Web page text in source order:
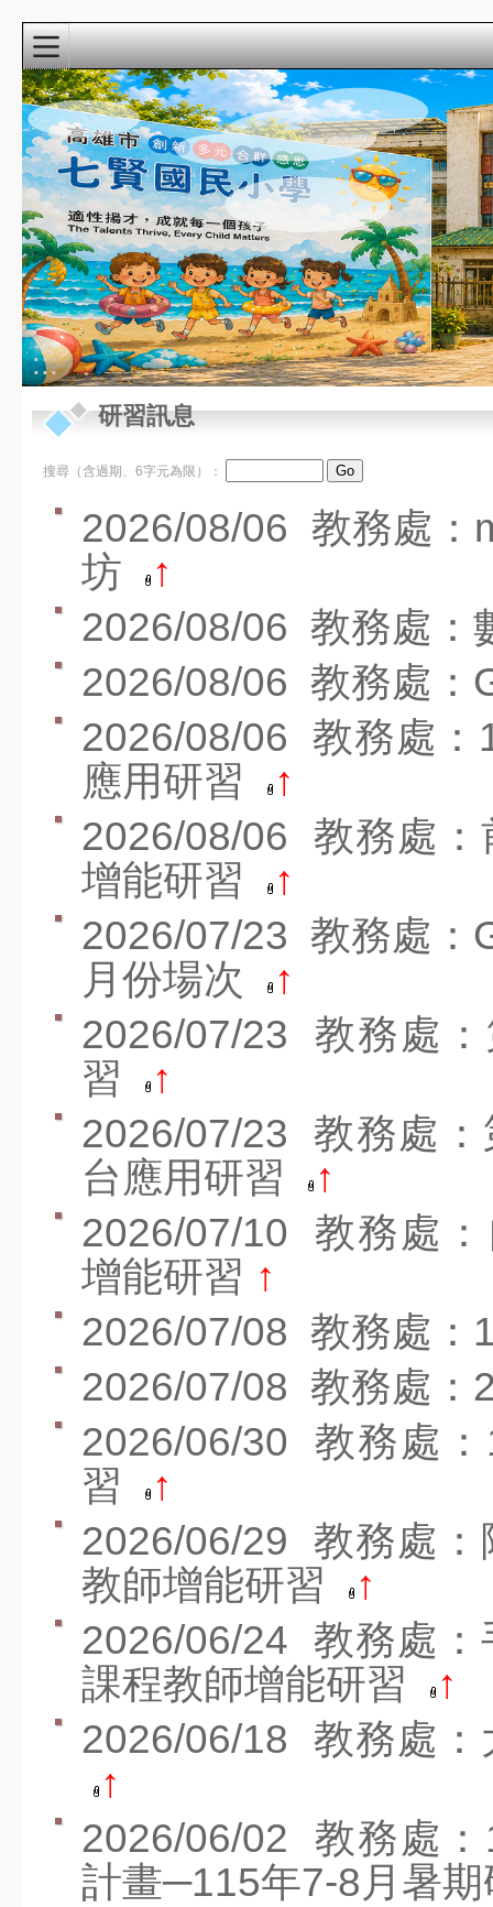
:::
校園精彩影音
近期行事曆
22
新生家長座談會
(9:00-10:30)@3F視
27
教學準備日(各委員
第2次返校日(11：
30放學)
開學日
六年級游泳教學(下
午) @蘭卡威游泳池
宣導網站
智慧校園
交安教育專區
七賢資源
競賽活動
榮譽榜
公開觀課平台
課程計畫
課後照顧安全檢查
活動影片
美術班課程計畫114
美術班課程計畫115
捐款名單
家長專區
文件下載
學區分布
社團營隊
教科書版本
七賢YouTube
七賢FB
幼兒園FB
人數統計
班親會宣導
意見反應
霸凌申訴
:::
研習訊息
搜尋（含過期、6字元為限）：
2026/08/06 教務處：
坊
↑
2026/08/06教務處：
2026/08/06教務處：
2026/08/06教務處：
應用研習
↑
2026/08/06 教務處：
增能研習
↑
2026/07/23教務處：
月份場次
↑
2026/07/23教務處
習
↑
2026/07/23教務處
台應用研習
↑
2026/07/10教務處
增能研習 ↑
2026/07/08教務處：
2026/07/08教務處：
2026/06/30教務處
習
↑
2026/06/29 教務處：
教師增能研習
↑
2026/06/24 教務處：
課程教師增能研習
↑
2026/06/18 教務處：
↑
2026/06/02 教務處
計畫─115年7-8月暑